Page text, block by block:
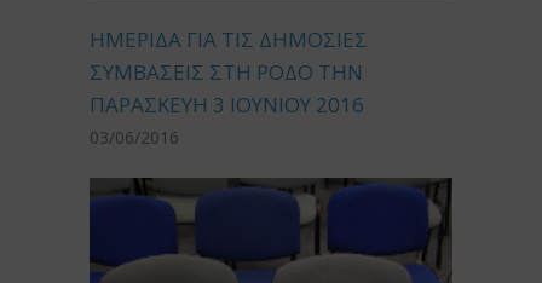
ΗΜΕΡΙΔΑ ΓΙΑ ΤΙΣ ΔΗΜΟΣΙΕΣ
ΣΥΜΒΑΣΕΙΣ ΣΤΗ ΡΟΔΟ ΤΗΝ
ΠΑΡΑΣΚΕΥΗ 3 ΙΟΥΝΙΟΥ 2016
03/06/2016